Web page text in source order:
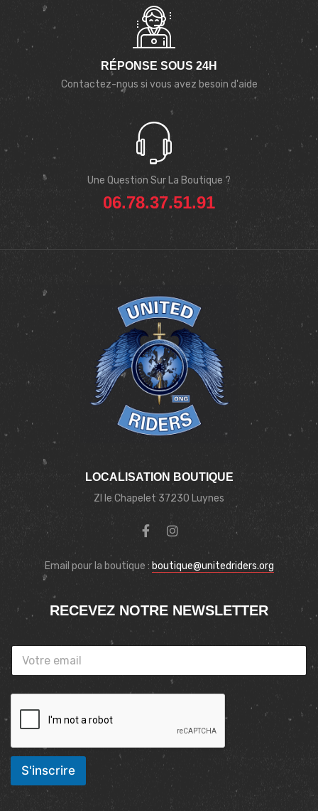
RÉPONSE SOUS 24H
Contactez-nous si vous avez besoin d'aide
Une Question Sur La Boutique ?
06.78.37.51.91
LOCALISATION BOUTIQUE
ZI le Chapelet 37230 Luynes
Email pour la boutique : boutique@unitedriders.org
RECEVEZ NOTRE NEWSLETTER
S'inscrire